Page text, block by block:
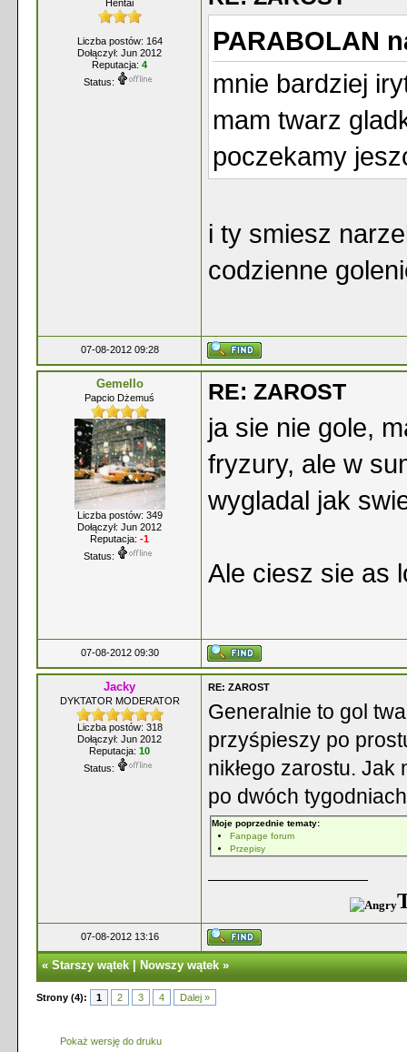
Hentai
Liczba postów: 164
Dołączył: Jun 2012
Reputacja: 4
Status:
PARABOLAN
mnie bardziej
mam twarz
poczekamy
i ty smiesz
codzienne
07-08-2012 09:28
Gemello
Papcio Dżemuś
Liczba postów: 349
Dołączył: Jun 2012
Reputacja: -1
Status:
RE: ZAROST
ja sie nie gole,
fryzury, ale w
wygladal jak
Ale ciesz sie as
07-08-2012 09:30
Jacky
DYKTATOR MODERATOR
Liczba postów: 318
Dołączył: Jun 2012
Reputacja: 10
Status:
RE: ZAROST
Generalnie to gol
przyśpieszy po
nikłego zarostu.
po dwóch
Moje poprzednie tematy:
Fanpage forum
Przepisy
07-08-2012 13:16
«Starszy wątek|Nowszy wątek»
Strony (4): 1 2 3 4 Dalej »
Pokaż wersję do druku